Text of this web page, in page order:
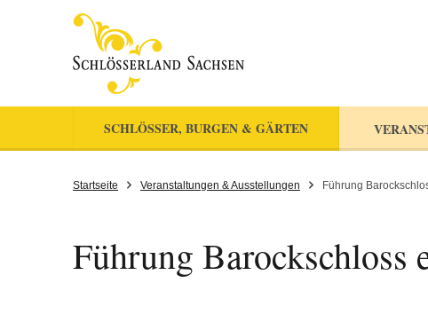
SCHLÖSSER, BURGEN & GÄRTEN
Startseite Veranstaltungen & Ausstellungen Führung
Führung